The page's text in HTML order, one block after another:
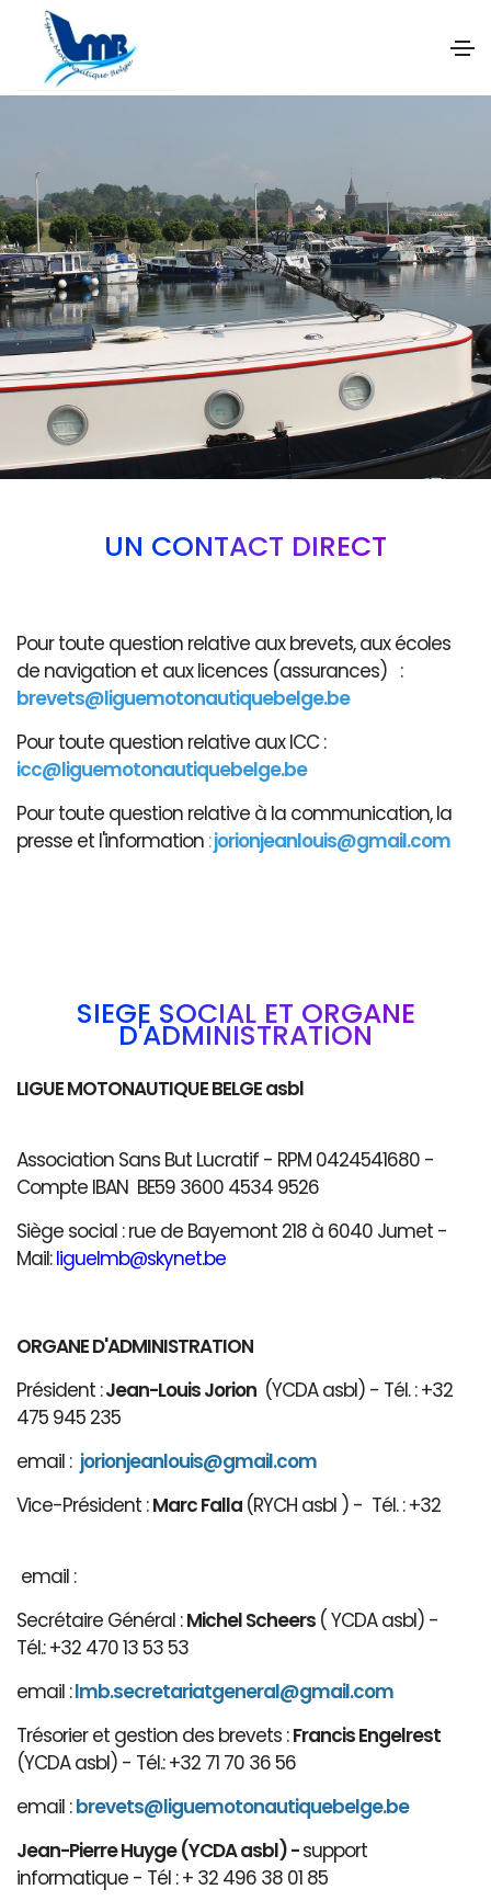
UN CONTACT DIRECT
Pour toute question relative aux brevets, aux écoles
de navigation et aux licences (assurances) :
brevets@liguemotonautiquebelge.be
Pour toute question relative aux ICC :
icc@liguemotonautiquebelge.be
Pour toute question relative à la communication, la
presse et l'information :jorionjeanlouis@gmail.com
SIÈGE SOCIAL ET ORGANE
D'ADMINISTRATION
LIGUE MOTONAUTIQUE BELGE asbl
Association Sans But Lucratif - RPM 0424541680 -
Compte IBAN BE59 3600 4534 9526
Siège social : rue de Bayemont 218 à 6040 Jumet -
Mail:liguelmb@skynet.be
ORGANE D'ADMINISTRATION
Président :Jean-Louis Jorion (YCDA asbl) - Tél. : +32
475 945 235
email : jorionjeanlouis@gmail.com
Vice-Président :Marc Falla (RYCH asbl ) - Tél. : +32
email :
Secrétaire Général :Michel Scheers ( YCDA asbl) -
Tél.: +32 470 13 53 53
email :lmb.secretariatgeneral@gmail.com
Trésorier et gestion des brevets :Francis Engelrest
(YCDA asbl) - Tél.: +32 71 70 36 56
email :brevets@liguemotonautiquebelge.be
Jean-Pierre Huyge (YCDA asbl) -support
informatique - Tél : + 32 496 38 01 85